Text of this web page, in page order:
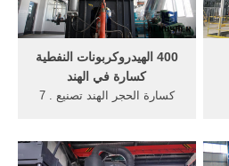
400 الهيدروكربونات النفطية
كسارة في الهند
كسارة الحجر الهند تصنيع . 7
محطة كسارة الحجر . كسارة